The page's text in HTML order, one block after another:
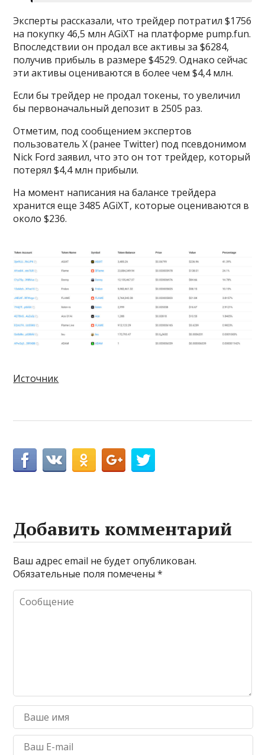
Эксперты рассказали, что трейдер потратил $1756
на покупку 46,5 млн AGiXT на платформе pump.fun.
Впоследствии он продал все активы за $6284,
получив прибыль в размере $4529. Однако сейчас
эти активы оцениваются в более чем $4,4 млн.
Если бы трейдер не продал токены, то увеличил
бы первоначальный депозит в 2505 раз.
Отметим, под сообщением экспертов
пользователь X (ранее Twitter) под псевдонимом
Nick Ford заявил, что это он тот трейдер, который
потерял $4,4 млн прибыли.
На момент написания на балансе трейдера
хранится еще 3485 AGiXT, которые оцениваются в
около $236.
Источник
Добавить комментарий
Ваш адрес email не будет опубликован.
Обязательные поля помечены*